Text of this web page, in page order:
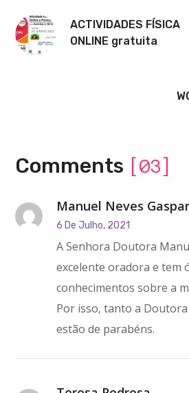
ACTIVIDADES FÍSICA
ONLINE gratuita
Comments [03]
Manuel Neves Gaspar
6 De Julho, 2021
A Senhora Doutora
excelente oradora e tem
conhecimentos sobre a
Por isso, tanto a
estão de parabéns.